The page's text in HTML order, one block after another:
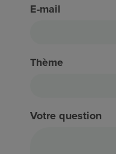
E-mail
Thème
Votre question